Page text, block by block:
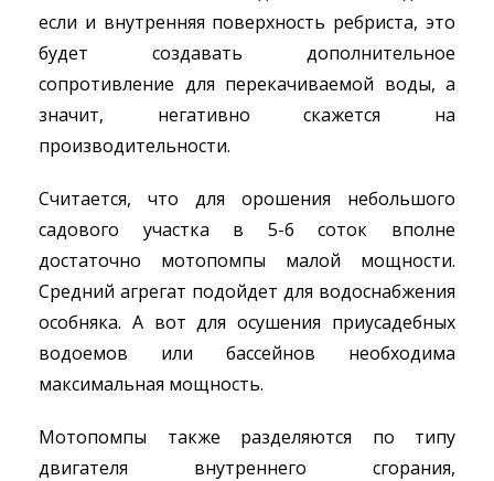
если и внутренняя поверхность ребриста, это
будет создавать дополнительное
сопротивление для перекачиваемой воды, а
значит, негативно скажется на
производительности.
Считается, что для орошения небольшого
садового участка в 5-6 соток вполне
достаточно мотопомпы малой мощности.
Средний агрегат подойдет для водоснабжения
особняка. А вот для осушения приусадебных
водоемов или бассейнов необходима
максимальная мощность.
Мотопомпы также разделяются по типу
двигателя внутреннего сгорания,